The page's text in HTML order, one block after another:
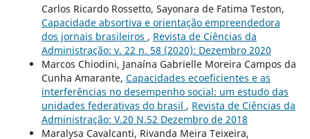
Carlos Ricardo Rossetto, Sayonara de Fatima Teston,
Capacidade absortiva e orientação empreendedora
dos jornais brasileiros , Revista de Ciências da
Administração: v. 22 n. 58 (2020): Dezembro 2020
Marcos Chiodini, Janaína Gabrielle Moreira Campos da
Cunha Amarante, Capacidades ecoeficientes e as
interferências no desempenho social: um estudo das
unidades federativas do brasil , Revista de Ciências da
Administração: V.20 N.52 Dezembro de 2018
Maralysa Cavalcanti, Rivanda Meira Teixeira,